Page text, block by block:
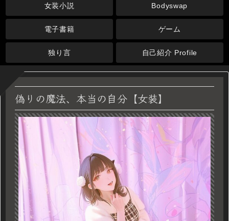
女装小説 Bodyswap
電子書籍 ゲーム
独り言 自己紹介 Profile
偽りの魔法、本当の自分【女装】